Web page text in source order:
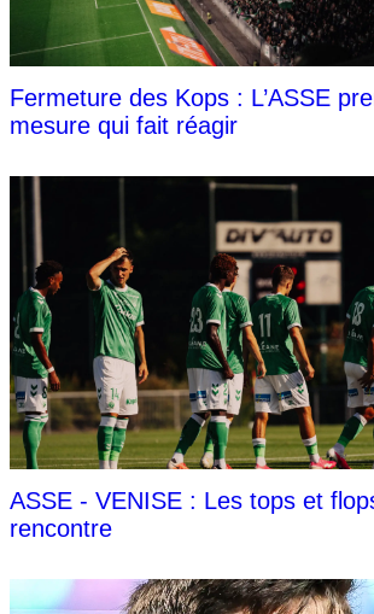
Fermeture des Kops : L’ASSE
mesure qui fait réagir
ASSE - VENISE : Les tops et
rencontre